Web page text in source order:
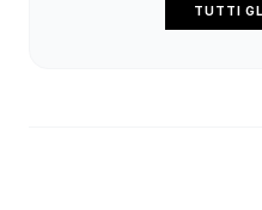
TUTTI